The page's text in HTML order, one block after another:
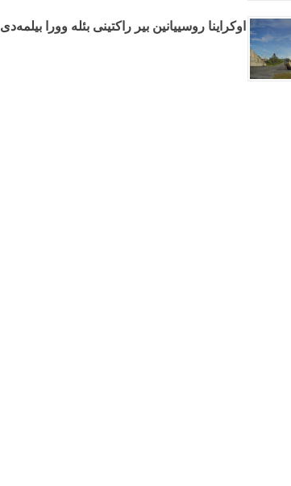
اوکراینا روسییانین بیر راکتینی بئله وورا بیلمه‌دی